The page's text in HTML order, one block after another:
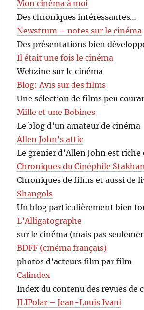
Mon cinéma à moi
Des chroniques intéressantes…
Newstrum – notes sur le cinéma
Des présentations bien
Il était une fois le cinéma
Webzine sur le cinéma
Blog: Avis sur des films
Une sélection de films peu
Mille et une Bobines
Le blog d’un amateur de cinéma
Allen John’s attic
Le grenier d’Allen John est riche
Chroniques du Cinéphile
Chroniques de films et aussi de
Shangols
Un blog particulièrement bien
L’Alligatographe
sur le cinéma (mais pas
BDFF (cinéma français)
photos d’acteurs film par film
Calindex
Index du contenu des revues de
JLIPolar – Jean-Louis Ivani